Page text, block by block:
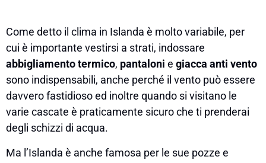
Come detto il clima in Islanda è molto variabile, per
cui è importante vestirsi a strati, indossare
abbigliamento termico, pantaloni e giacca anti vento
sono indispensabili, anche perché il vento può essere
davvero fastidioso ed inoltre quando si visitano le
varie cascate è praticamente sicuro che ti prenderai
degli schizzi di acqua.
Ma l’Islanda è anche famosa per le sue pozze e